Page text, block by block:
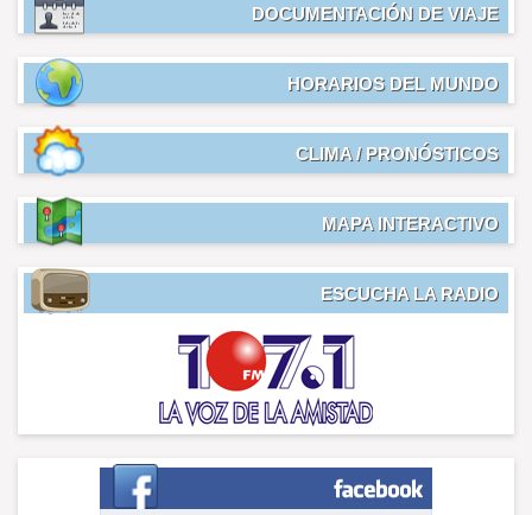
DOCUMENTACIÓN DE VIAJE
HORARIOS DEL MUNDO
CLIMA / PRONÓSTICOS
MAPA INTERACTIVO
ESCUCHA LA RADIO